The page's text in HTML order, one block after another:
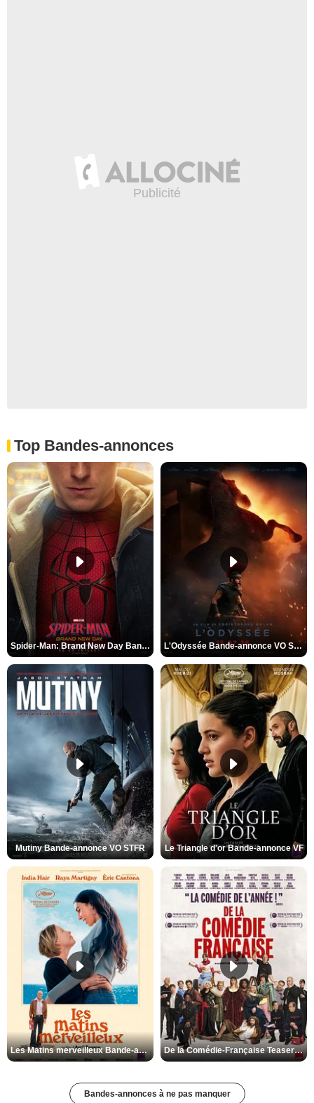
Top Bandes-annonces
Spider-Man: Brand New Day Bande-annonce VO STFR L'Odyssée Bande-annonce VO STFR
Mutiny Bande-annonce VO STFR Le Triangle d'or Bande-annonce VF
Les Matins merveilleux Bande-annonce VF De la Comédie-Française Teaser VF
Bandes-annonces à ne pas manquer